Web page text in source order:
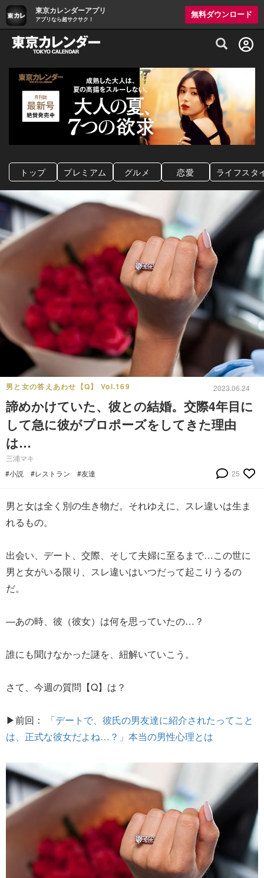
東京カレンダーアプリ
アプリなら超サクサク！
無料ダウンロード
グルメ情報・プレミアムレストラン予約
トップ プレミアム グルメ 恋愛 ライフスタ
男と女の答えあわせ【Q】 Vol.169 2023.06.24
諦めかけていた、彼との結婚。交際4年目に
して急に彼がプロポーズをしてきた理由
は…
三浦マキ
#小説
#レストラン #友達 25
男と女は全く別の生き物だ。それゆえに、スレ違いは生ま
れるもの。
出会い、デート、交際、そして夫婦に至るまで…この世に
男と女がいる限り、スレ違いはいつだって起こりうるの
だ。
—あの時、彼（彼女）は何を思っていたの…？
誰にも聞けなかった謎を、紐解いていこう。
さて、今週の質問【Q】は？
▶前回：
「デートで、彼氏の男友達に紹介されたってこと
は、正式な彼女だよね…？」本当の男性心理とは